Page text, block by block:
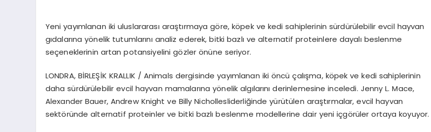
Yeni yayımlanan iki uluslararası araştırmaya göre, köpek ve kedi sahiplerinin sürdürülebilir evcil hayvan
gıdalarına yönelik tutumlarını analiz ederek, bitki bazlı ve alternatif proteinlere dayalı beslenme
seçeneklerinin artan potansiyelini gözler önüne seriyor.
LONDRA, BİRLEŞİK KRALLIK / Animals dergisinde yayımlanan iki öncü çalışma, köpek ve kedi sahiplerinin
daha sürdürülebilir evcil hayvan mamalarına yönelik algılarını derinlemesine inceledi. Jenny L.Mace,
Alexander Bauer, Andrew Knight ve BillyNichollesliderliğinde yürütülen araştırmalar, evcil hayvan
sektöründe alternatif proteinler ve bitki bazlı beslenme modellerine dair yeniiçgörüler ortaya koyuyor.